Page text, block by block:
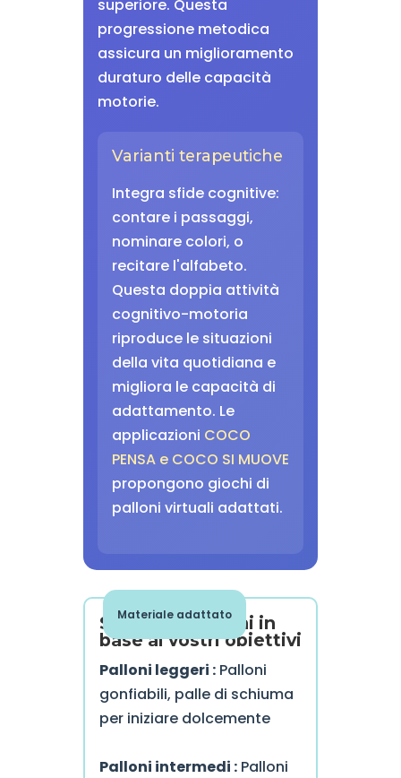
superiore. Questa
progressione metodica
assicura un miglioramento
duraturo delle capacità
motorie.
Varianti terapeutiche
Integra sfide cognitive:
contare i passaggi,
nominare colori, o
recitare l'alfabeto.
Questa doppia attività
cognitivo-motoria
riproduce le situazioni
della vita quotidiana e
migliora le capacità di
adattamento. Le
applicazioni COCO
PENSA e COCO SI MUOVE
propongono giochi di
palloni virtuali adattati.
Materiale adattato
Scelta dei palloni in
base ai vostri obiettivi
Palloni leggeri :Palloni
gonfiabili, palle di schiuma
per iniziare dolcemente
Palloni intermedi :Palloni